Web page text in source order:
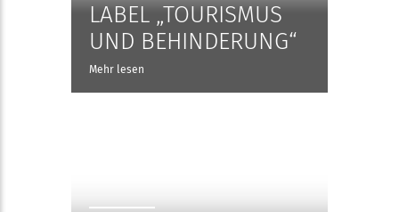
LABEL „TOURISMUS
UND BEHINDERUNG“
Mehr lesen